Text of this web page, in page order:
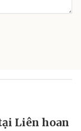
Liên hoan